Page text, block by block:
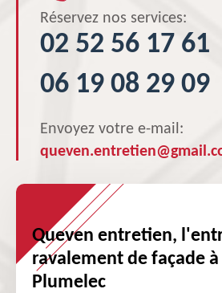
Réservez nos services:
02 52 56 17 61
06 19 08 29 09
Envoyez votre e-mail:
Queven entretien,
ravalement de façade
Plumelec